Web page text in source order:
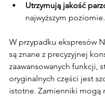
Utrzymują jakość
najwyższym poziomie.
W przypadku ekspresów
są znane z precyzyjnej
zaawansowanych funkcji,
oryginalnych części jest
istotne. Zamienniki mogą